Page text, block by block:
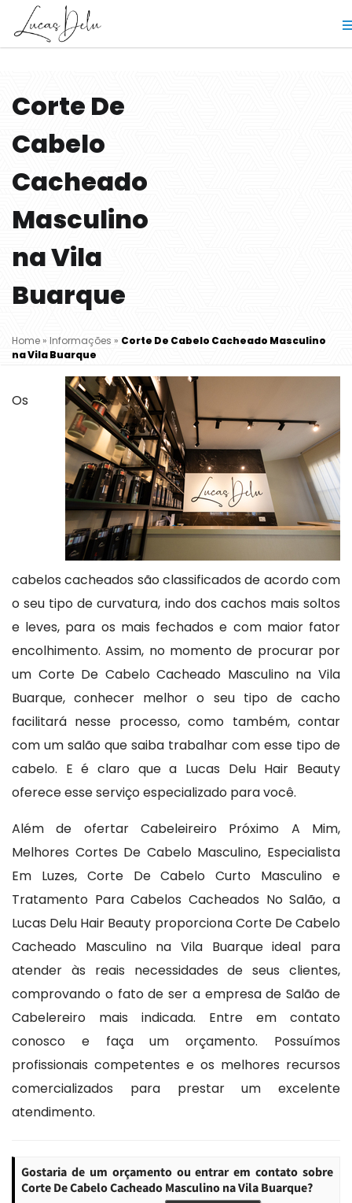
Corte De
Cabelo
Cacheado
Masculino
na Vila
Buarque
Home» Informações » Corte De Cabelo Cacheado Masculino
na Vila Buarque
Os
cabelos cacheados são classificados de acordo com
o seu tipo de curvatura, indo dos cachos mais soltos
e leves, para os mais fechados e com maior fator
encolhimento. Assim, no momento de procurar por
um Corte De Cabelo Cacheado Masculino na Vila
Buarque, conhecer melhor o seu tipo de cacho
facilitará nesse processo, como também, contar
com um salão que saiba trabalhar com esse tipo de
cabelo. E é claro que a Lucas Delu Hair Beauty
oferece esse serviço especializado para você.
Além de ofertar Cabeleireiro Próximo A Mim,
Melhores Cortes De Cabelo Masculino, Especialista
Em Luzes, Corte De Cabelo Curto Masculino e
Tratamento Para Cabelos Cacheados No Salão, a
Lucas Delu Hair Beauty proporciona Corte De Cabelo
Cacheado Masculino na Vila Buarque ideal para
atender às reais necessidades de seus clientes,
comprovando o fato de ser a empresa de Salão de
Cabelereiro mais indicada. Entre em contato
conosco e faça um orçamento. Possuímos
profissionais competentes e os melhores recursos
comercializados para prestar um excelente
atendimento.
Gostaria de um orçamento ou entrar em contato sobre
Corte De Cabelo Cacheado Masculino na Vila Buarque?